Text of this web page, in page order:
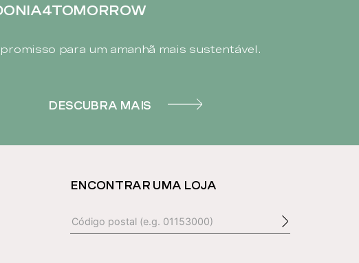
para um amanhã mais sustentável.
DESCUBRA MAIS
ENCONTRAR UMA LOJA